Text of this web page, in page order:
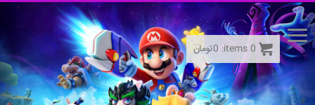
0
items:
0تومان